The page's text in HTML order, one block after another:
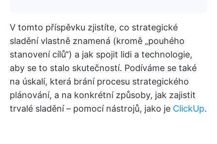
V tomto příspěvku zjistíte, co strategické
sladění vlastně znamená (kromě „pouhého
stanovení cílů“) a jak spojit lidi a technologie,
aby se to stalo skutečností. Podíváme se také
na úskalí, která brání procesu strategického
plánování, a na konkrétní způsoby, jak zajistit
trvalé sladění – pomocí nástrojů, jako je ClickUp.